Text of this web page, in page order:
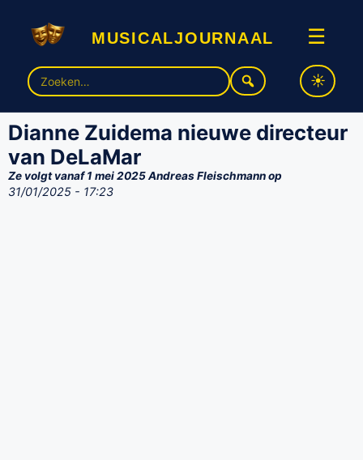
musicaljournaal ☰
Zoek
naar:
Dianne Zuidema nieuwe directeur
van DeLaMar
Ze volgt vanaf 1 mei 2025 Andreas Fleischmann op
31/01/2025 - 17:23